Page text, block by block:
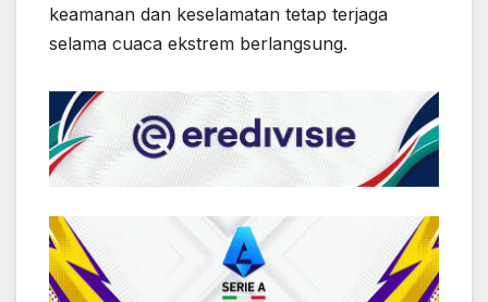
keamanan dan keselamatan tetap terjaga
selama cuaca ekstrem berlangsung.